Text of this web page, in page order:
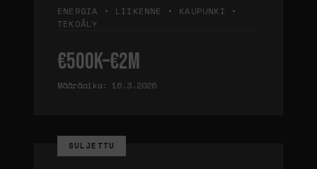
ENERGIA • LIIKENNE • KAUPUNKI •
TEKOÄLY
€500K–€2M
Määräaika: 16.3.2026
SULJETTU